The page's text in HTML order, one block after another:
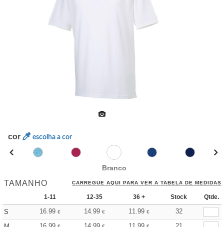
cor escolha a cor
Branco
TAMANHO CARREGUE AQUI PARA VER A TABELA DE MEDIDAS
1-11 12-35 36 + Stock Qtde.
S 16.99 € 14.99 € 11.99 €
32